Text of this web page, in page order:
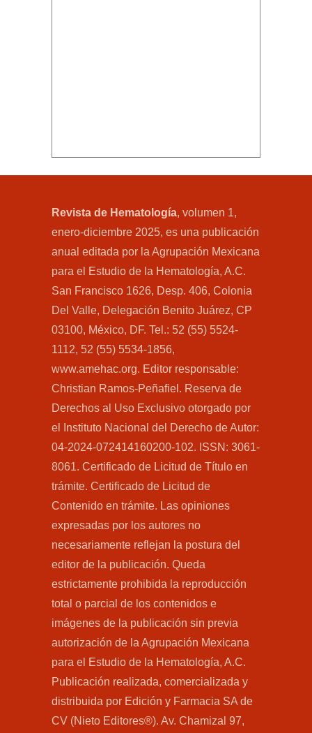
Revista de Hematología, volumen 1,
enero-diciembre 2025, es una publicación
anual editada por la Agrupación Mexicana
para el Estudio de la Hematología, A.C.
San Francisco 1626, Desp. 406, Colonia
Del Valle, Delegación Benito Juárez, CP
03100, México, DF. Tel.: 52 (55) 5524-
1112, 52 (55) 5534-1856,
www.amehac.org. Editor responsable:
Christian Ramos-Peñafiel. Reserva de
Derechos al Uso Exclusivo otorgado por
el Instituto Nacional del Derecho de Autor:
04-2024-072414160200-102. ISSN: 3061-
8061. Certificado de Licitud de Título en
trámite. Certificado de Licitud de
Contenido en trámite. Las opiniones
expresadas por los autores no
necesariamente reflejan la postura del
editor de la publicación. Queda
estrictamente prohibida la reproducción
total o parcial de los contenidos e
imágenes de la publicación sin previa
autorización de la Agrupación Mexicana
para el Estudio de la Hematología, A.C.
Publicación realizada, comercializada y
distribuida por Edición y Farmacia SA de
CV (Nieto Editores®). Av. Chamizal 97,